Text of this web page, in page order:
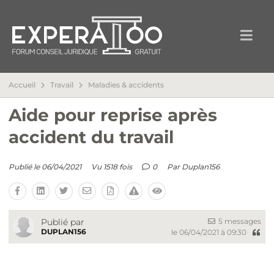
Accueil Travail Maladies & accidents
Aide pour reprise après
accident du travail
Publié le 06/04/2021 Vu 1518 fois 0 Par Duplan156
Publié par
DUPLAN156
5 messages
le 06/04/2021 à 09:30